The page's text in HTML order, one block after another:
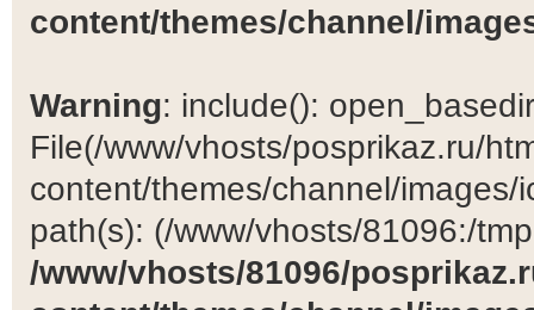
content/themes/channel/
Warning: include():
File(/www/vhosts/posprikaz.ru/
content/themes/channel/
path(s): (/www/vhosts/81096:/
/www/vhosts/81096/